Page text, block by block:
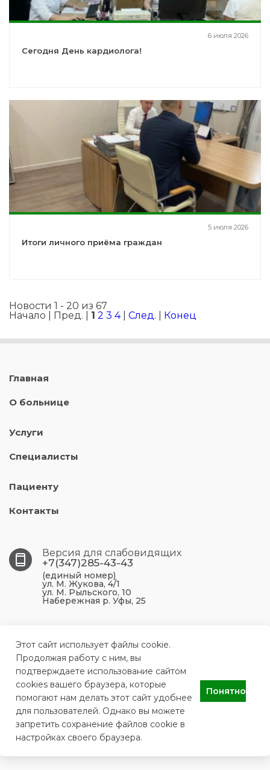
6 июля 2026
Сегодня День кардиолога!
5 июля 2026
Итоги личного приёма граждан
Новости 1 - 20 из 67
Начало | Пред. | 1 2 3 4| След. Конец
Главная
О больнице
Услуги
Специалисты
Пациенту
Контакты
Версия для слабовидящих
+7(347)285-43-43
(единый номер)
ул. М. Жукова, 4/1
ул. М. Рыльского, 10
Набережная р. Уфы, 25
Жукова, 4/1
ufa.p43@doctorrb.ru
ГБУЗ РБ Поликлиника №43 г. Уфа
Этот сайт использует файлы cookie.
Продолжая работу с ним, вы
подтверждаете использование сайтом
cookies вашего браузера, которые
помогают нам делать этот сайт удобнее
для пользователей. Однако вы можете
запретить сохранение файлов cookie в
настройках своего браузера.
Понятно